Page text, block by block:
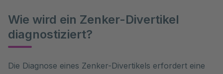
Wie wird ein Zenker-Divertikel
diagnostiziert?
Die Diagnose eines Zenker-Divertikels erfordert eine